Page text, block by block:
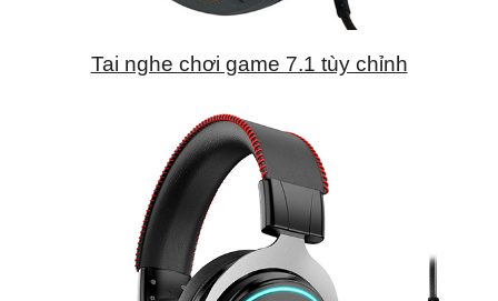
Tai nghe chơi game 7.1 tùy chỉnh